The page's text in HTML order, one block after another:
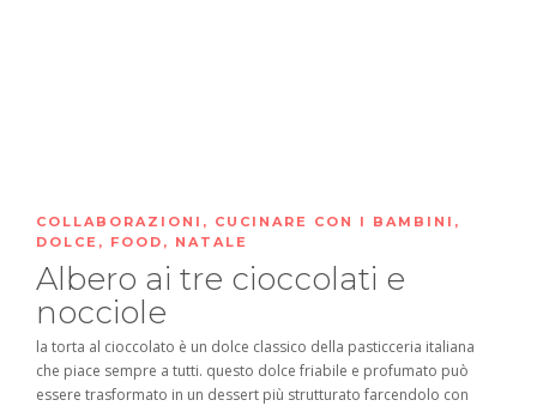
COLLABORAZIONI , CUCINARE CON I BAMBINI ,
DOLCE , FOOD , NATALE
Albero ai tre cioccolati e
nocciole
la torta al cioccolato è un dolce classico della pasticceria italiana
che piace sempre a tutti. questo dolce friabile e profumato può
essere trasformato in un dessert più strutturato farcendolo con